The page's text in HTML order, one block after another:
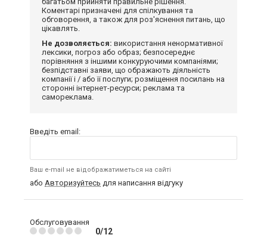
Коментарі призначені для спілкування та
обговорення, а також для роз'яснення питань, що
цікавлять.
Не дозволяється: використання ненормативної
лексики, погроз або образ; безпосереднє
порівняння з іншими конкуруючими компаніями;
безпідставні заяви, що ображають діяльність
компанії і / або її послуги; розміщення посилань на
сторонні інтернет-ресурси; реклама та
самореклама.
Введіть email:
Ваш e-mail не відображатиметься на сайті
або Авторизуйтесь для написання відгуку
Обслуговування
0/12